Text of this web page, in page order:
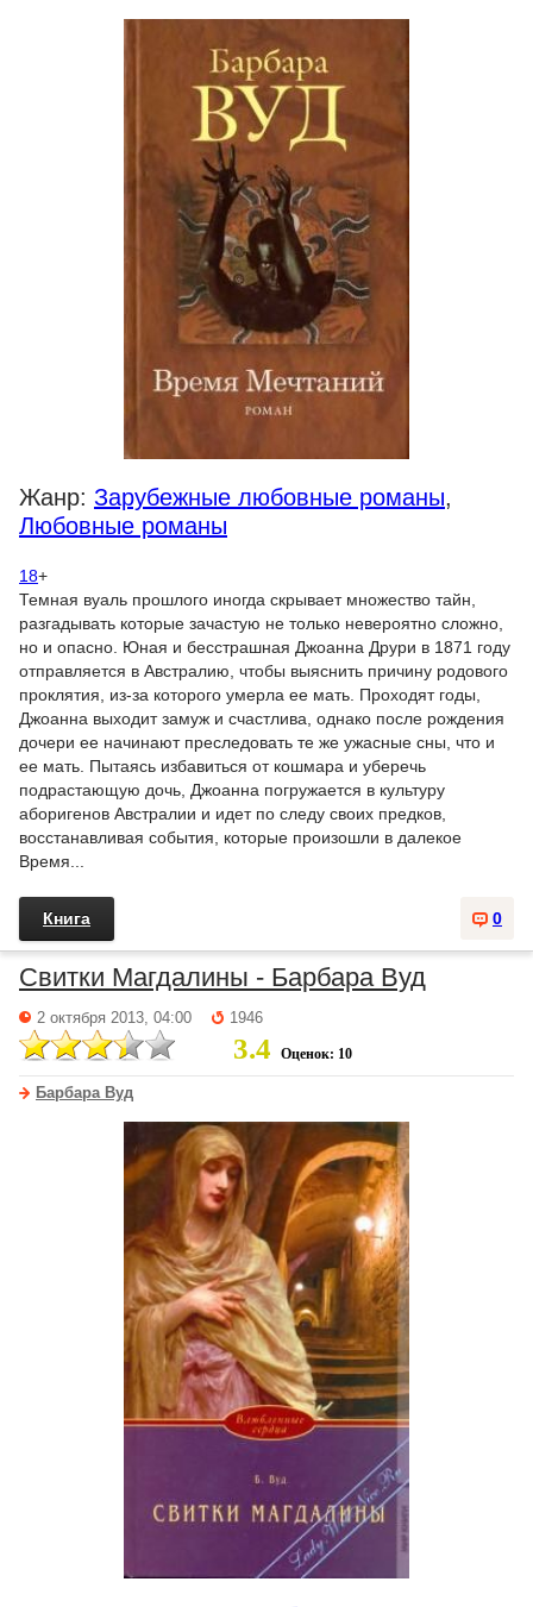
Жанр: Зарубежные любовные романы,
Любовные романы
18+
Темная вуаль прошлого иногда скрывает множество тайн,
разгадывать которые зачастую не только невероятно сложно,
но и опасно. Юная и бесстрашная Джоанна Друри в 1871 году
отправляется в Австралию, чтобы выяснить причину родового
проклятия, из-за которого умерла ее мать. Проходят годы,
Джоанна выходит замуж и счастлива, однако после рождения
дочери ее начинают преследовать те же ужасные сны, что и
ее мать. Пытаясь избавиться от кошмара и уберечь
подрастающую дочь, Джоанна погружается в культуру
аборигенов Австралии и идет по следу своих предков,
восстанавливая события, которые произошли в далекое
Время...
0
Книга
Свитки Магдалины - Барбара Вуд
2 октября 2013, 04:00 1946
3.4 Оценок: 10
Барбара Вуд